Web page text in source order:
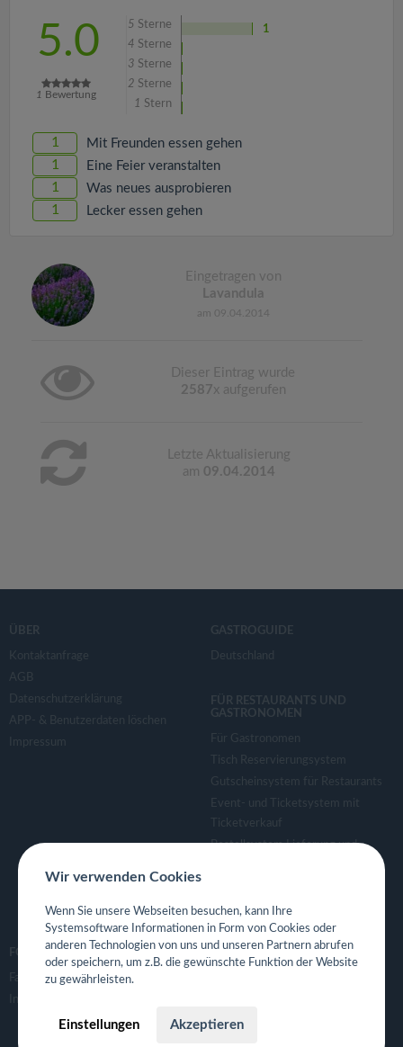
5.0
1 Bewertung
5 Sterne
1
4 Sterne
3 Sterne
2 Sterne
1 Stern
1 Mit Freunden essen gehen
1 Eine Feier veranstalten
1 Was neues ausprobieren
1 Lecker essen gehen
Eingetragen von
Lavandula
am 09.04.2014
Dieser Eintrag wurde
2587x aufgerufen
Letzte Aktualisierung
am 09.04.2014
ÜBER
Kontaktanfrage
AGB
Datenschutzerklärung
APP- & Benutzerdaten löschen
Impressum
GASTROGUIDE
Deutschland
FÜR RESTAURANTS UND
GASTRONOMEN
Für Gastronomen
Tisch Reservierungsystem
Gutscheinsystem für Restaurants
Event- und Ticketsystem mit
Ticketverkauf
Bestellsystem Lieferung und
Eigene App für Restaurant
FOLGE UNS
Facebook
Instagram
Wir verwenden Cookies
Wenn Sie unsere Webseiten besuchen, kann Ihre
Systemsoftware Informationen in Form von Cookies oder
anderen Technologien von uns und unseren Partnern abrufen
oder speichern, um z.B. die gewünschte Funktion der Website
zu gewährleisten.
Einstellungen Akzeptieren